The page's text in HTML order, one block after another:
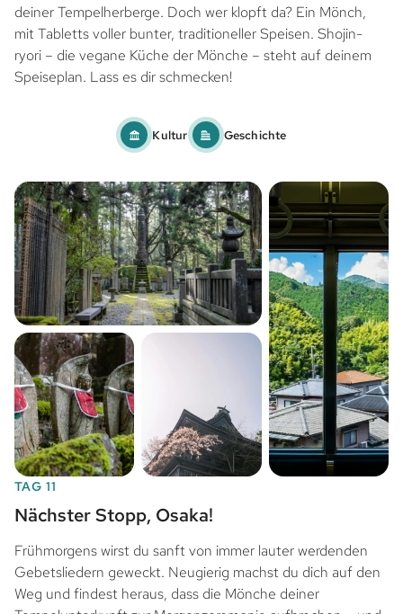
deiner Tempelherberge. Doch wer klopft da? Ein Mönch,
mit Tabletts voller bunter, traditioneller Speisen. Shojin-
ryori – die vegane Küche der Mönche – steht auf deinem
Speiseplan. Lass es dir schmecken!
Kultur Geschichte
TAG 11
Nächster Stopp, Osaka!
Frühmorgens wirst du sanft von immer lauter werdenden
Gebetsliedern geweckt. Neugierig machst du dich auf den
Weg und findest heraus, dass die Mönche deiner